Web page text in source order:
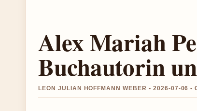
Alex Mariah
Buchautorin
LEON JULIAN HOFFMANN WEBER • 2026-07-06 •